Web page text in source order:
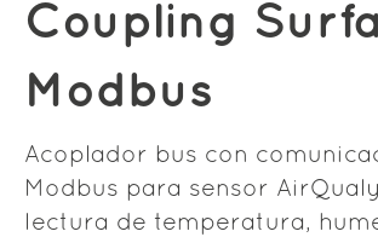
Coupling
Modbus
Acoplador bus con
Modbus para sensor
lectura de temperatura,